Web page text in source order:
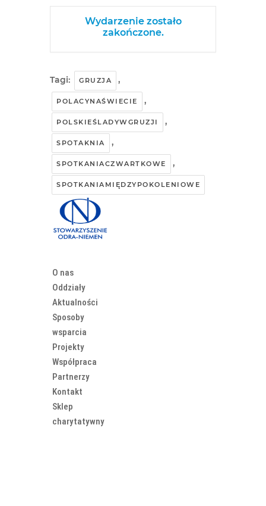
Wydarzenie zostało
zakończone.
Tagi: GRUZJA ,
POLACYNAŚWIECIE ,
POLSKIEŚLADYWGRUZJI ,
SPOTAKNIA ,
SPOTKANIACZWARTKOWE ,
SPOTKANIAMIĘDZYPOKOLENIOWE
O nas
Oddziały
Aktualności
Sposoby
wsparcia
Projekty
Współpraca
Partnerzy
Kontakt
Sklep
charytatywny